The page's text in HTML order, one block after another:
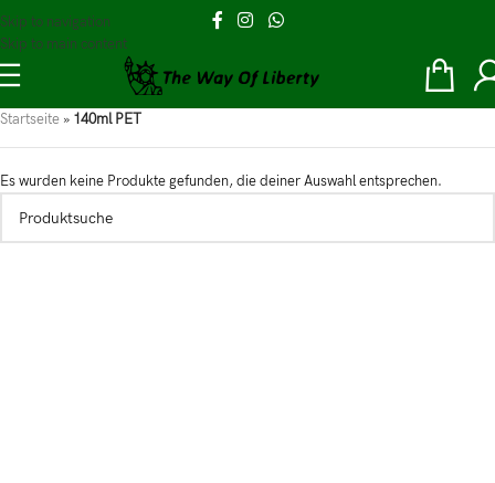
Skip to navigation
Skip to main content
Startseite » 140ml PET
Es wurden keine Produkte gefunden, die deiner Auswahl entsprechen.